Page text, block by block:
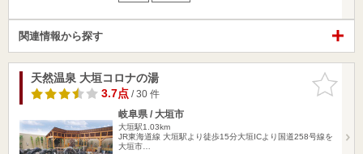
関連情報から探す
お気に入
りに追加
天然温泉 大垣コロナの湯
3.7点/ 30 件
岐阜県 / 大垣市
大垣駅1.03km
JR東海道線 大垣駅より徒歩15分大垣ICより国道258号線を
大垣市…